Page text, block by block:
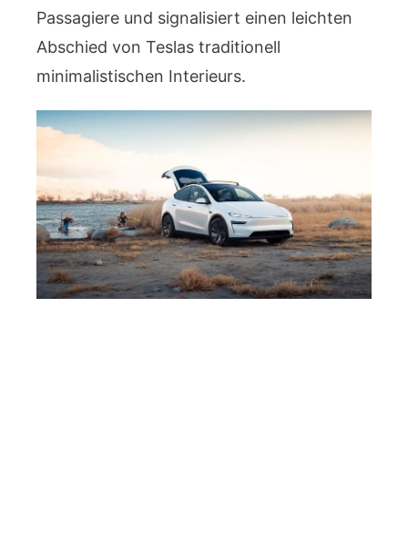
Passagiere und signalisiert einen leichten
Abschied von Teslas traditionell
minimalistischen Interieurs.